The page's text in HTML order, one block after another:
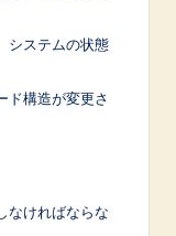
システムの状態
ド構造が変更さ
なければならな